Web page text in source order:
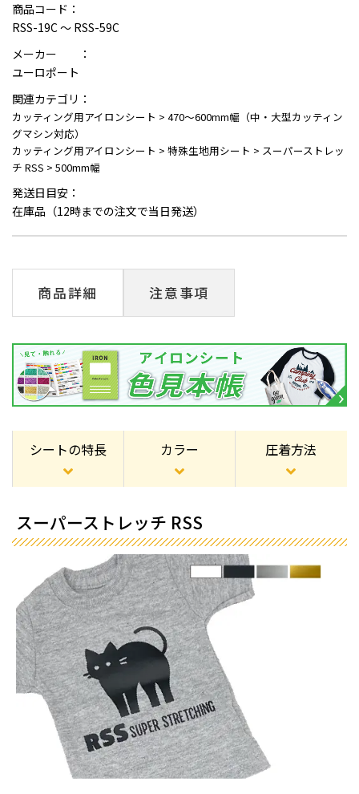
商品コード：
RSS-19C ～ RSS-59C
メーカー ：
ユーロポート
関連カテゴリ：
カッティング用アイロンシート > 470～600mm幅（中・大型カッティン
グマシン対応）
カッティング用アイロンシート > 特殊生地用シート > スーパーストレッ
チ RSS > 500mm幅
発送日目安：
在庫品（12時までの注文で当日発送）
商品詳細 注意事項
シートの特長 カラー 圧着方法
スーパーストレッチ RSS